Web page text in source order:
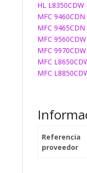
HL L8350CDW
MFC 9460CDN
MFC 9465CDN
MFC 9560CDW
MFC 9970CDW
MFC
MFC
Referencia
proveedor